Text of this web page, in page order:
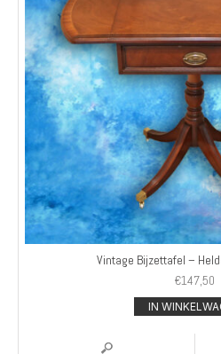
Vintage Bijzettafel –
€147,50
IN